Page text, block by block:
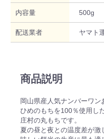
内容量 500g
配送業者 ヤマト
商品説明
岡山県産人気ナンバーワン
ひめのもちを100％使用し
庄村の丸もちです。
夏の昼と夜との温度差が